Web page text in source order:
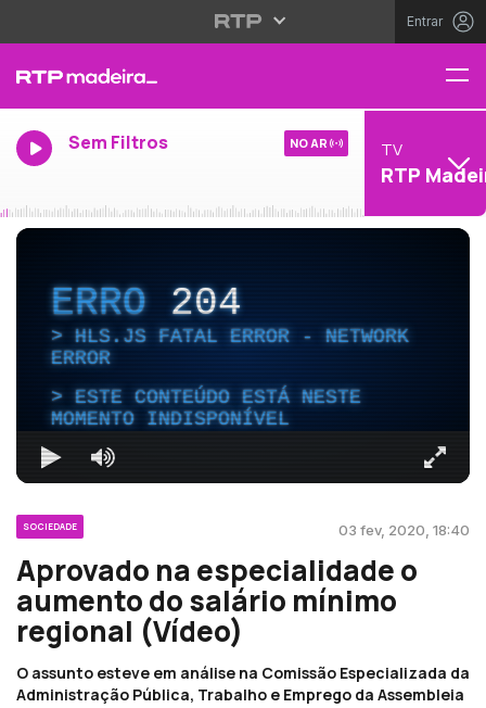
Entrar
Sem Filtros NO AR TV
RTP
ERRO204
HLS.JS FATAL ERROR - NETWORK
ERROR
ESTE CONTEÚDO ESTÁ NESTE
MOMENTO INDISPONÍVEL
SOCIEDADE 03 fev, 2020, 18:40
Aprovado na especialidade o
aumento do salário mínimo
regional (Vídeo)
O assunto esteve em análise na Comissão Especializada da
Administração Pública, Trabalho e Emprego da Assembleia